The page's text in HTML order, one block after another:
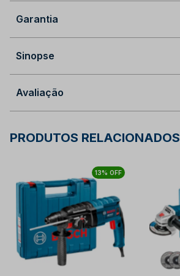
Garantia
Sinopse
Avaliação
PRODUTOS RELACIONADOS
13% OFF